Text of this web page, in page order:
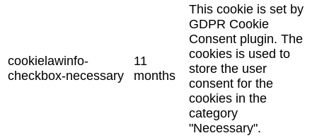
cookielawinfo-
checkbox-necessary
11
months
This cookie is set by
GDPR Cookie
Consent plugin. The
cookies is used to
store the user
consent for the
cookies in the
category
"Necessary".